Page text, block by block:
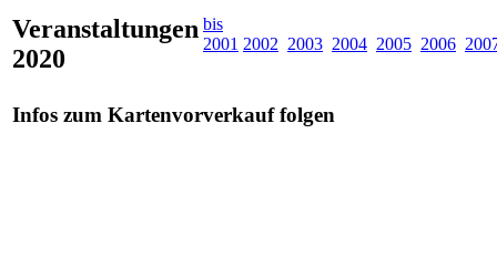
Veranstaltungen
2020
bis
2001 2002 2003 2004 2005 2006
Infos zum Kartenvorverkauf folgen